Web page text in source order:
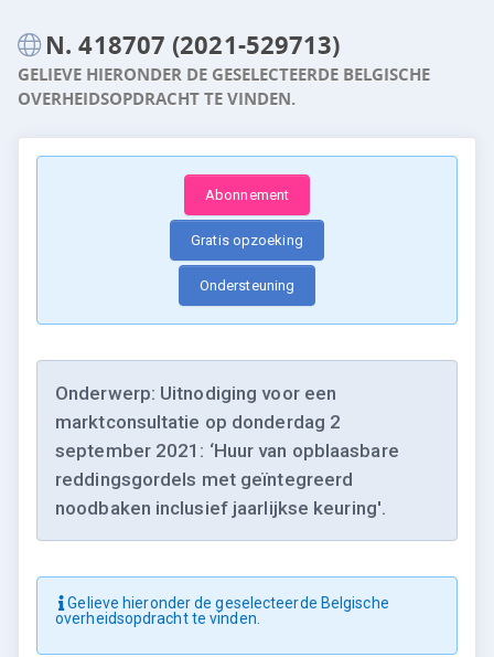
N. 418707 (2021-529713)
GELIEVE HIERONDER DE GESELECTEERDE BELGISCHE
OVERHEIDSOPDRACHT TE VINDEN.
Abonnement
Gratis opzoeking
Ondersteuning
Onderwerp: Uitnodiging voor een
marktconsultatie op donderdag 2
september 2021: ‘Huur van opblaasbare
reddingsgordels met geïntegreerd
noodbaken inclusief jaarlijkse keuring'.
Gelieve hieronder de geselecteerde Belgische
overheidsopdracht te vinden.